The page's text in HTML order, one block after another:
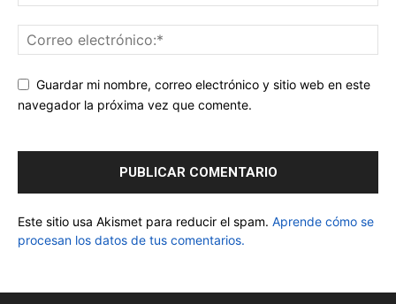
Guardar mi nombre, correo electrónico y sitio web en este
navegador la próxima vez que comente.
Este sitio usa Akismet para reducir el spam. Aprende cómo se
procesan los datos de tus comentarios.